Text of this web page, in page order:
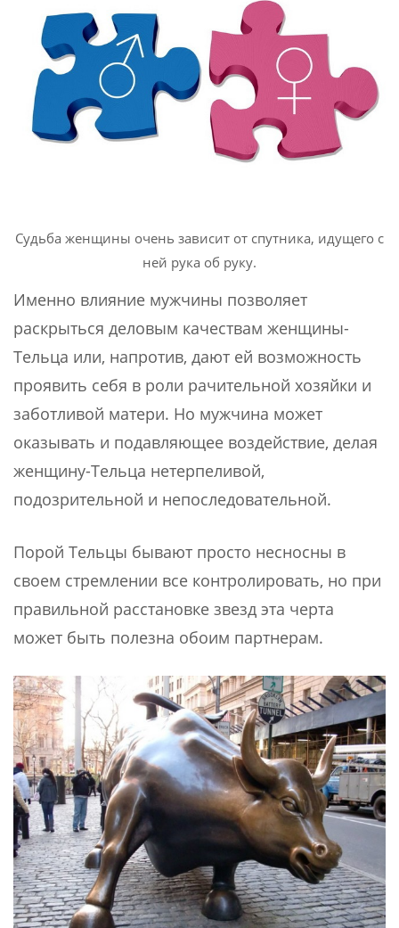
Судьба женщины очень зависит от спутника, идущего с
ней рука об руку.
Именно влияние мужчины позволяет
раскрыться деловым качествам женщины-
Тельца или, напротив, дают ей возможность
проявить себя в роли рачительной хозяйки и
заботливой матери. Но мужчина может
оказывать и подавляющее воздействие, делая
женщину-Тельца нетерпеливой,
подозрительной и непоследовательной.
Порой Тельцы бывают просто несносны в
своем стремлении все контролировать, но при
правильной расстановке звезд эта черта
может быть полезна обоим партнерам.